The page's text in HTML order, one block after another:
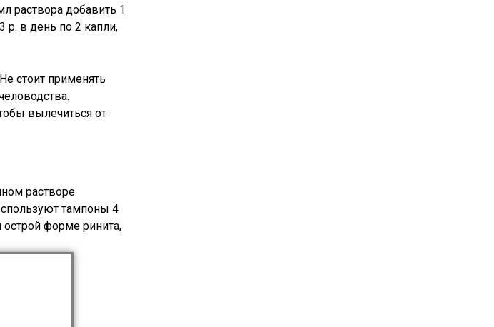
раствора добавить 1
р. в день по 2 капли,
стоит применять
вылечиться от
растворе
тампоны 4
форме ринита,